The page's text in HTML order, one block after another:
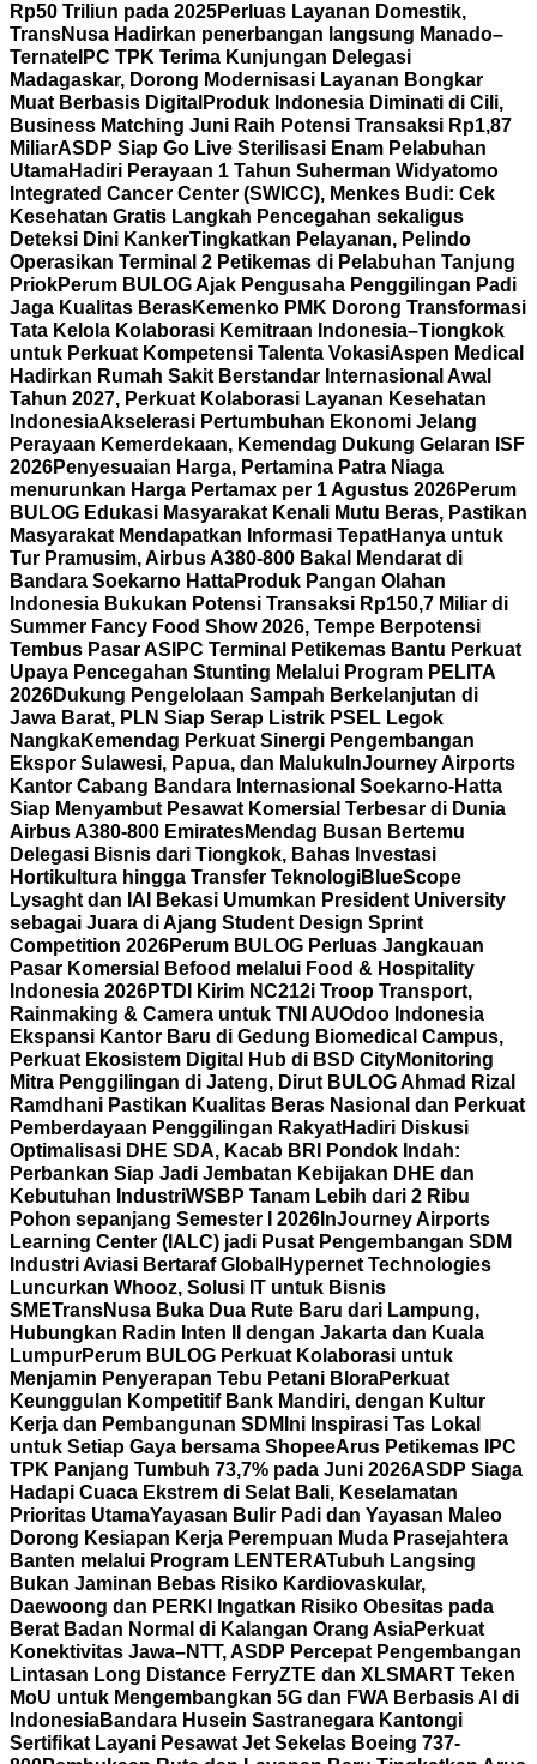
Rp50 Triliun pada 2025Perluas Layanan Domestik,
TransNusa Hadirkan penerbangan langsung Manado–
Ternate IPC TPK Terima Kunjungan Delegasi
Madagaskar, Dorong Modernisasi Layanan Bongkar
Muat Berbasis Digital Produk Indonesia Diminati di Cili,
Business Matching Juni Raih Potensi Transaksi Rp1,87
MiliarASDP Siap Go Live Sterilisasi Enam Pelabuhan
UtamaHadiri Perayaan 1 Tahun Suherman Widyatomo
Integrated Cancer Center (SWICC), Menkes Budi: Cek
Kesehatan Gratis Langkah Pencegahan sekaligus
Deteksi Dini KankerTingkatkan Pelayanan, Pelindo
Operasikan Terminal 2 Petikemas di Pelabuhan Tanjung
PriokPerum BULOG Ajak Pengusaha Penggilingan Padi
Jaga Kualitas BerasKemenko PMK Dorong Transformasi
Tata Kelola Kolaborasi Kemitraan Indonesia–Tiongkok
untuk Perkuat Kompetensi Talenta VokasiAspen Medical
Hadirkan Rumah Sakit Berstandar Internasional Awal
Tahun 2027, Perkuat Kolaborasi Layanan Kesehatan
IndonesiaAkselerasi Pertumbuhan Ekonomi Jelang
Perayaan Kemerdekaan, Kemendag Dukung Gelaran ISF
2026Penyesuaian Harga, Pertamina Patra Niaga
menurunkan Harga Pertamax per 1 Agustus 2026Perum
BULOG Edukasi Masyarakat Kenali Mutu Beras, Pastikan
Masyarakat Mendapatkan Informasi TepatHanya untuk
Tur Pramusim, Airbus A380-800 Bakal Mendarat di
Bandara Soekarno HattaProduk Pangan Olahan
Indonesia Bukukan Potensi Transaksi Rp150,7 Miliar di
Summer Fancy Food Show 2026, Tempe Berpotensi
Tembus Pasar AS IPC Terminal Petikemas Bantu Perkuat
Upaya Pencegahan Stunting Melalui Program PELITA
2026Dukung Pengelolaan Sampah Berkelanjutan di
Jawa Barat, PLN Siap Serap Listrik PSEL Legok
NangkaKemendag Perkuat Sinergi Pengembangan
Ekspor Sulawesi, Papua, dan Maluku InJourney Airports
Kantor Cabang Bandara Internasional Soekarno-Hatta
Siap Menyambut Pesawat Komersial Terbesar di Dunia
Airbus A380-800 EmiratesMendag Busan Bertemu
Delegasi Bisnis dari Tiongkok, Bahas Investasi
Hortikultura hingga Transfer TeknologiBlueScope
Lysaght dan IAI Bekasi Umumkan President University
sebagai Juara di Ajang Student Design Sprint
Competition 2026Perum BULOG Perluas Jangkauan
Pasar Komersial Befood melalui Food & Hospitality
Indonesia 2026PTDI Kirim NC212i Troop Transport,
Rainmaking & Camera untuk TNI AUOdoo Indonesia
Ekspansi Kantor Baru di Gedung Biomedical Campus,
Perkuat Ekosistem Digital Hub di BSD CityMonitoring
Mitra Penggilingan di Jateng, Dirut BULOG Ahmad Rizal
Ramdhani Pastikan Kualitas Beras Nasional dan Perkuat
Pemberdayaan Penggilingan RakyatHadiri Diskusi
Optimalisasi DHE SDA, Kacab BRI Pondok Indah:
Perbankan Siap Jadi Jembatan Kebijakan DHE dan
Kebutuhan IndustriWSBP Tanam Lebih dari 2 Ribu
Pohon sepanjang Semester I 2026 InJourney Airports
Learning Center (IALC) jadi Pusat Pengembangan SDM
Industri Aviasi Bertaraf Global Hypernet Technologies
Luncurkan Whooz, Solusi IT untuk Bisnis
SMETransNusa Buka Dua Rute Baru dari Lampung,
Hubungkan Radin Inten II dengan Jakarta dan Kuala
LumpurPerum BULOG Perkuat Kolaborasi untuk
Menjamin Penyerapan Tebu Petani BloraPerkuat
Keunggulan Kompetitif Bank Mandiri, dengan Kultur
Kerja dan Pembangunan SDM Ini Inspirasi Tas Lokal
untuk Setiap Gaya bersama ShopeeArus Petikemas IPC
TPK Panjang Tumbuh 73,7% pada Juni 2026ASDP Siaga
Hadapi Cuaca Ekstrem di Selat Bali, Keselamatan
Prioritas UtamaYayasan Bulir Padi dan Yayasan Maleo
Dorong Kesiapan Kerja Perempuan Muda Prasejahtera
Banten melalui Program LENTERATubuh Langsing
Bukan Jaminan Bebas Risiko Kardiovaskular,
Daewoong dan PERKI Ingatkan Risiko Obesitas pada
Berat Badan Normal di Kalangan Orang AsiaPerkuat
Konektivitas Jawa–NTT, ASDP Percepat Pengembangan
Lintasan Long Distance FerryZTE dan XLSMART Teken
MoU untuk Mengembangkan 5G dan FWA Berbasis AI di
IndonesiaBandara Husein Sastranegara Kantongi
Sertifikat Layani Pesawat Jet Sekelas Boeing 737-